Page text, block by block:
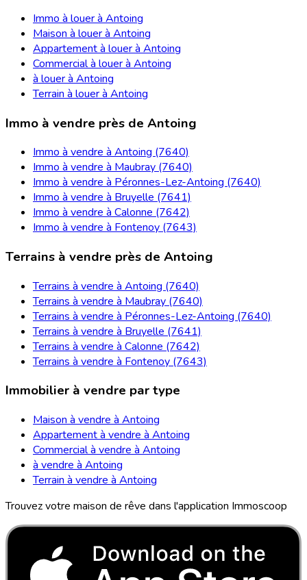
Immo à louer à Antoing
Maison à louer à Antoing
Appartement à louer à Antoing
Commercial à louer à Antoing
à louer à Antoing
Terrain à louer à Antoing
Immo à vendre près de Antoing
Immo à vendre à Antoing (7640)
Immo à vendre à Maubray (7640)
Immo à vendre à Péronnes-Lez-Antoing (7640)
Immo à vendre à Bruyelle (7641)
Immo à vendre à Calonne (7642)
Immo à vendre à Fontenoy (7643)
Terrains à vendre près de Antoing
Terrains à vendre à Antoing (7640)
Terrains à vendre à Maubray (7640)
Terrains à vendre à Péronnes-Lez-Antoing (7640)
Terrains à vendre à Bruyelle (7641)
Terrains à vendre à Calonne (7642)
Terrains à vendre à Fontenoy (7643)
Immobilier à vendre par type
Maison à vendre à Antoing
Appartement à vendre à Antoing
Commercial à vendre à Antoing
à vendre à Antoing
Terrain à vendre à Antoing
Trouvez votre maison de rêve dans l'application Immoscoop